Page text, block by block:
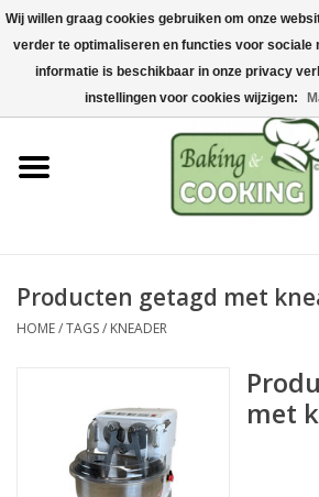
Home
Bak-& kookgerei
Machines & onderdelen
Chocolade & ijsbereiding
Hygiëne & opslag
Producten getagd met
HOME/TAGS/ KNEADER
met
Wij willen graag cookies gebruiken om onze
verder te optimaliseren en functies voor sociale
informatie is beschikbaar in onze privacy
instellingen voor cookies wijzigen: